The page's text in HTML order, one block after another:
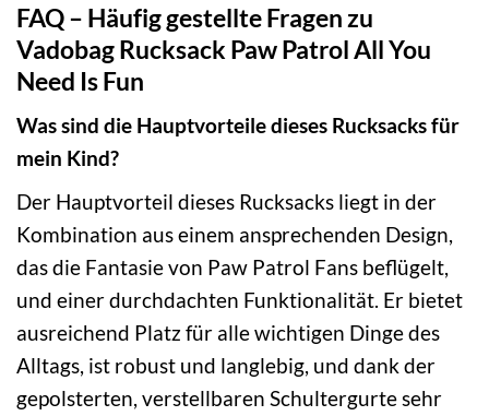
FAQ – Häufig gestellte Fragen zu
Vadobag Rucksack Paw Patrol All You
Need Is Fun
Was sind die Hauptvorteile dieses Rucksacks für
mein Kind?
Der Hauptvorteil dieses Rucksacks liegt in der
Kombination aus einem ansprechenden Design,
das die Fantasie von Paw Patrol Fans beflügelt,
und einer durchdachten Funktionalität. Er bietet
ausreichend Platz für alle wichtigen Dinge des
Alltags, ist robust und langlebig, und dank der
gepolsterten, verstellbaren Schultergurte sehr